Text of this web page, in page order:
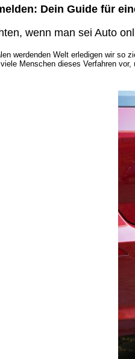
Dein Guide für
wenn man sei Auto
werdenden Welt erledigen wir
Menschen dieses Verfahren